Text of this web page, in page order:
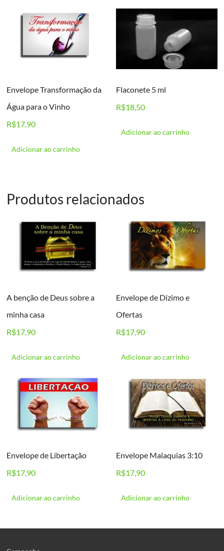
Envelope Transformação da
Água para o Vinho
R$17,90
Adicionar ao carrinho
Flaconete 5 ml
R$18,50
Adicionar ao carrinho
Produtos relacionados
A benção de Deus sobre a
minha casa
R$17,90
Adicionar ao carrinho
Envelope de Dízimo e
Ofertas
R$17,90
Adicionar ao carrinho
Envelope de Libertação
R$17,90
Adicionar ao carrinho
Envelope Malaquias 3:10
R$17,90
Adicionar ao carrinho